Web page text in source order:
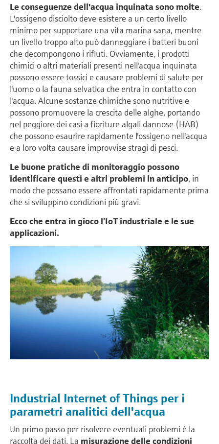
Le conseguenze dell'acqua inquinata sono molte.
L'ossigeno disciolto deve esistere a un certo livello
minimo per supportare una vita marina sana, mentre
un livello troppo alto può danneggiare i batteri buoni
che decompongono i rifiuti. Ovviamente, i prodotti
chimici o altri materiali presenti nell'acqua inquinata
possono essere tossici e causare problemi di salute per
l'uomo o la fauna selvatica che entra in contatto con
l'acqua. Alcune sostanze chimiche sono nutritive e
possono promuovere la crescita delle alghe, portando
nel peggiore dei casi a fioriture algali dannose (HAB)
che possono esaurire rapidamente l'ossigeno nell'acqua
e a loro volta causare improvvise stragi di pesci.
Le buone pratiche di monitoraggio possono
identificare questi e altri problemi in anticipo, in
modo che possano essere affrontati rapidamente prima
che si sviluppino condizioni più gravi.
Ecco che entra in gioco l’IoT industriale e le sue
applicazioni.
Industrial Internet of Things per i
parametri analitici dell'acqua
Un primo passo per risolvere eventuali problemi è la
raccolta dei dati. La misurazione delle condizioni